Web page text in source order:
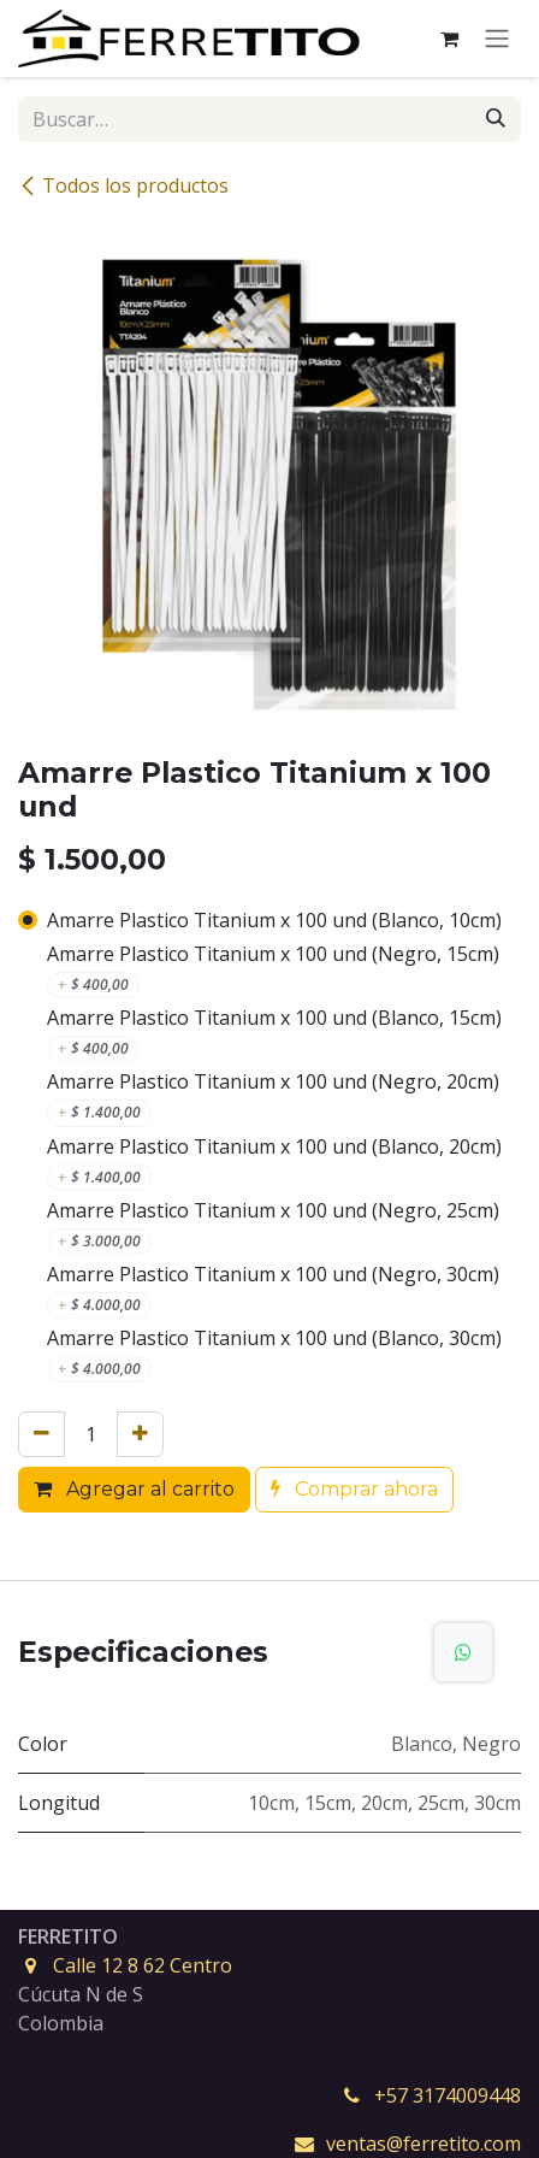
Ir al contenido
Todos los productos
Amarre Plastico Titanium x 100
und
$ 1.500,00
Amarre Plastico Titanium x 100 und (Blanco, 10cm)
Amarre Plastico Titanium x 100 und (Negro, 15cm)
+ $400,00
Amarre Plastico Titanium x 100 und (Blanco, 15cm)
+ $400,00
Amarre Plastico Titanium x 100 und (Negro, 20cm)
+ $ 1.400,00
Amarre Plastico Titanium x 100 und (Blanco, 20cm)
+ $ 1.400,00
Amarre Plastico Titanium x 100 und (Negro, 25cm)
+ $3.000,00
Amarre Plastico Titanium x 100 und (Negro, 30cm)
+ $4.000,00
Amarre Plastico Titanium x 100 und (Blanco, 30cm)
+ $4.000,00
Agregar al carrito Comprar ahora
Especificaciones
Color Blanco, Negro
Longitud 10cm, 15cm, 20cm, 25cm, 30cm
FERRETITO
Calle 12 8 62 Centro
Cúcuta N de S
Colombia
+57 3174009448
ventas@ferretito.com